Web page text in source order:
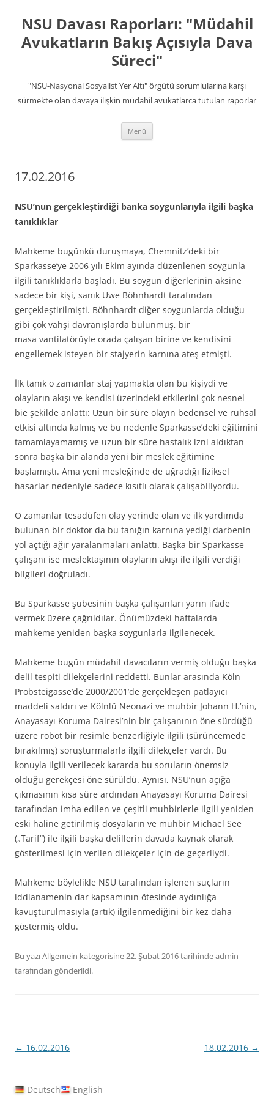
NSU Davası Raporları: "Müdahil
Avukatların Bakış Açısıyla Dava
Süreci"
"NSU-Nasyonal Sosyalist Yer Altı" örgütü sorumlularına karşı
sürmekte olan davaya ilişkin müdahil avukatlarca tutulan raporlar
Menü
17.02.2016
NSU’nun gerçekleştirdiği banka soygunlarıyla ilgili başka
tanıklıklar
Mahkeme bugünkü duruşmaya, Chemnitz’deki bir
Sparkasse’ye 2006 yılı Ekim ayında düzenlenen soygunla
ilgili tanıklıklarla başladı. Bu soygun diğerlerinin aksine
sadece bir kişi, sanık Uwe Böhnhardt tarafından
gerçekleştirilmişti. Böhnhardt diğer soygunlarda olduğu
gibi çok vahşi davranışlarda bulunmuş, bir
masa vantilatörüyle orada çalışan birine ve kendisini
engellemek isteyen bir stajyerin karnına ateş etmişti.
İlk tanık o zamanlar staj yapmakta olan bu kişiydi ve
olayların akışı ve kendisi üzerindeki etkilerini çok nesnel
bie şekilde anlattı: Uzun bir süre olayın bedensel ve ruhsal
etkisi altında kalmış ve bu nedenle Sparkasse’deki eğitimini
tamamlayamamış ve uzun bir süre hastalık izni aldıktan
sonra başka bir alanda yeni bir meslek eğitimine
başlamıştı. Ama yeni mesleğinde de uğradığı fiziksel
hasarlar nedeniyle sadece kısıtlı olarak çalışabiliyordu.
O zamanlar tesadüfen olay yerinde olan ve ilk yardımda
bulunan bir doktor da bu tanığın karnına yediği darbenin
yol açtığı ağır yaralanmaları anlattı. Başka bir Sparkasse
çalışanı ise meslektaşının olayların akışı ile ilgili verdiği
bilgileri doğruladı.
Bu Sparkasse şubesinin başka çalışanları yarın ifade
vermek üzere çağrıldılar. Önümüzdeki haftalarda
mahkeme yeniden başka soygunlarla ilgilenecek.
Mahkeme bugün müdahil davacıların vermiş olduğu başka
delil tespiti dilekçelerini reddetti. Bunlar arasında Köln
Probsteigasse’de 2000/2001’de gerçekleşen patlayıcı
maddeli saldırı ve Kölnlü Neonazi ve muhbir Johann H.’nin,
Anayasayı Koruma Dairesi’nin bir çalışanının öne sürdüğü
üzere robot bir resimle benzerliğiyle ilgili (sürüncemede
bırakılmış) soruşturmalarla ilgili dilekçeler vardı. Bu
konuyla ilgili verilecek kararda bu soruların önemsiz
olduğu gerekçesi öne sürüldü. Aynısı, NSU’nun açığa
çıkmasının kısa süre ardından Anayasayı Koruma Dairesi
tarafından imha edilen ve çeşitli muhbirlerle ilgili yeniden
eski haline getirilmiş dosyaların ve muhbir Michael See
(„Tarif“) ile ilgili başka delillerin davada kaynak olarak
gösterilmesi için verilen dilekçeler için de geçerliydi.
Mahkeme böylelikle NSU tarafından işlenen suçların
iddianamenin dar kapsamının ötesinde aydınlığa
kavuşturulmasıyla (artık) ilgilenmediğini bir kez daha
göstermiş oldu.
Bu yazıAllgemein kategorisine22. Şubat 2016tarihindeadmin
tarafından gönderildi.
Yazı
← 16.02.2016 18.02.2016 →
Deutsch English